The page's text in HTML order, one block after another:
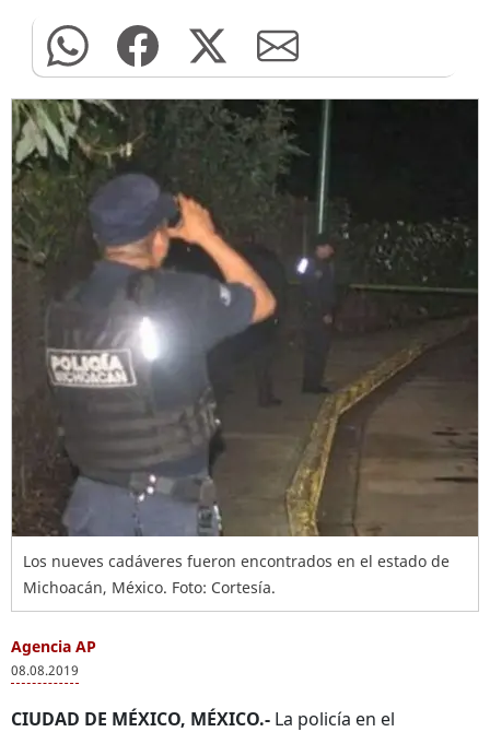
Los nueves cadáveres fueron encontrados en el estado de
Michoacán, México. Foto: Cortesía.
Agencia AP
08.08.2019
CIUDAD DE MÉXICO, MÉXICO.- La policía en el